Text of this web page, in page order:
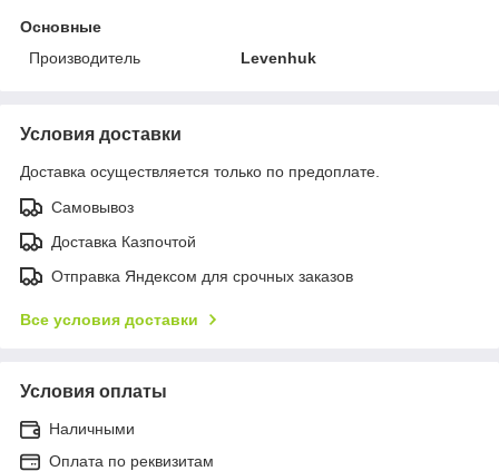
Основные
Производитель
Levenhuk
Условия доставки
Доставка осуществляется только по предоплате.
Самовывоз
Доставка Казпочтой
Отправка Яндексом для срочных заказов
Все условия доставки
Условия оплаты
Наличными
Оплата по реквизитам